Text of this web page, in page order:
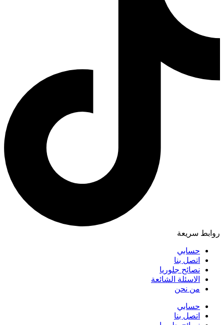
روابط سريعة
حسابي
اتصل بنا
نصائح جلوريا
الاسئلة الشائعة
من نحن
حسابي
اتصل بنا